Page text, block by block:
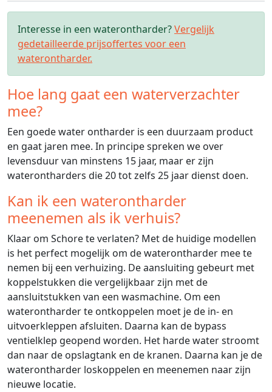
Interesse in een waterontharder?Vergelijk
gedetailleerde prijsoffertes voor een
waterontharder.
Hoe lang gaat een waterverzachter
mee?
Een goede water ontharder is een duurzaam product
en gaat jaren mee. In principe spreken we over
levensduur van minstens 15 jaar, maar er zijn
waterontharders die 20 tot zelfs 25 jaar dienst doen.
Kan ik een waterontharder
meenemen als ik verhuis?
Klaar om Schore te verlaten? Met de huidige modellen
is het perfect mogelijk om de waterontharder mee te
nemen bij een verhuizing. De aansluiting gebeurt met
koppelstukken die vergelijkbaar zijn met de
aansluitstukken van een wasmachine. Om een
waterontharder te ontkoppelen moet je de in- en
uitvoerkleppen afsluiten. Daarna kan de bypass
ventielklep geopend worden. Het harde water stroomt
dan naar de opslagtank en de kranen. Daarna kan je de
waterontharder loskoppelen en meenemen naar zijn
nieuwe locatie.